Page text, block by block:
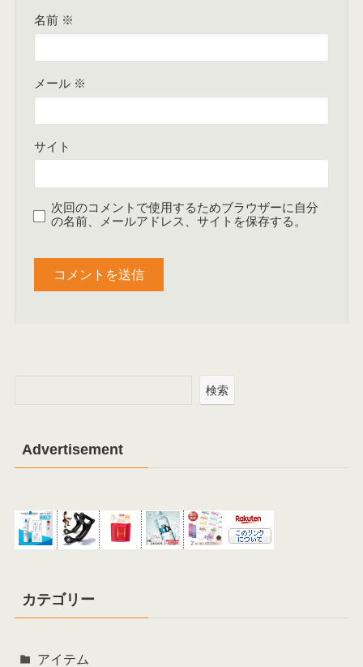
名前 ※
メール ※
サイト
次回のコメントで使用するためブラウザーに自分
の名前、メールアドレス、サイトを保存する。
検索
Advertisement
カテゴリー
アイテム